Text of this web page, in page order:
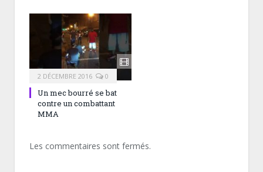
2 DÉCEMBRE 2016 0
Un mec bourré se bat
contre un combattant
MMA
Les commentaires sont fermés.